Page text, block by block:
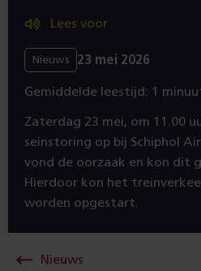
Lees voor
Nieuws 23 mei 2026
Gemiddelde leestijd: 1
Zaterdag 23 mei, om 11.00
seinstoring op bij Schiphol
vond de oorzaak en kon dit
Hierdoor kon het
worden opgestart.
Nieuws